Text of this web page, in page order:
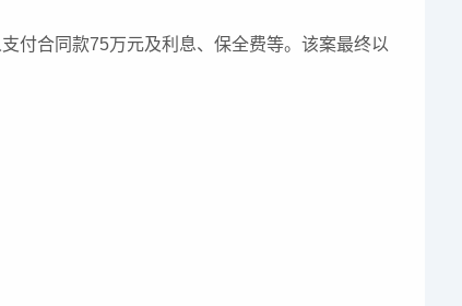
付合同款75万元及利息、保全费等。该案最终以